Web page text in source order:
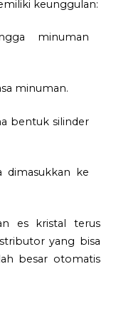
keunggulan:
minuman
minuman.
bentuk silinder
dimasukkan ke
es kristal terus
yang bisa
besar otomatis